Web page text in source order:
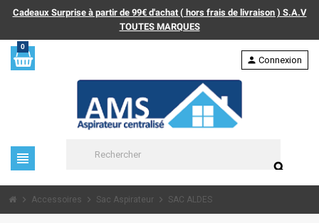
Cadeaux Surprise à partir de 99€ d'achat ( hors frais de livraison ) S.A.V
TOUTES MARQUES
0
view_headline
search
person Connexion
chevron_right Accessoires chevron_right Sac Aspirateur chevron_right SAC ALDES